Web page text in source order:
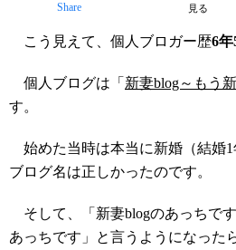
Share 見る
こう見えて、個人ブロガー歴6年
個人ブログは「 新妻blog～もう
す。
始めた当時は本当に新婚（結婚1
ブログ名は正しかったのです。
そして、「新妻blogのあっちで
あっちです」と言うようになった